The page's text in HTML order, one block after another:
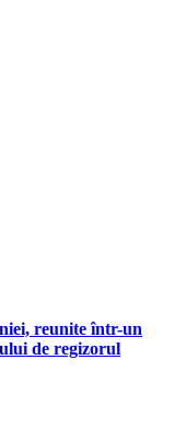
reunite într-un
de regizorul